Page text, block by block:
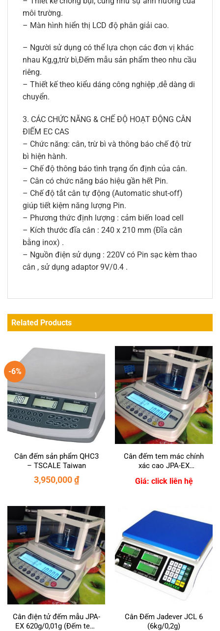
môi trường.
– Màn hình hiển thị LCD độ phân giải cao.
– Người sử dụng có thể lựa chọn các đơn vị khác
nhau Kg,g,trừ bì,Đếm mẫu sản phẩm theo nhu cầu
riêng.
– Thiết kế theo kiểu dáng công nghiệp ,dễ dàng di
chuyển.
3. CÁC CHỨC NĂNG & CHẾ ĐỘ HOẠT ĐỘNG CÂN
ĐIẾM EC CAS
– Chức năng: cân, trừ bì và thông báo chế độ trừ
bì hiện hành.
– Chế độ thông báo tình trạng ổn định của cân.
– Cân có chức năng báo hiệu gần hết Pin.
– Chế độ tắt cân tự động (Automatic shut-off)
giúp tiết kiệm năng lượng Pin.
– Phương thức định lượng : cảm biến load cell
– Kích thước đĩa cân : 240 x 210 mm (Đĩa cân
bằng inox) .
– Nguồn điện sử dụng : 220V có Pin sạc kèm thao
cân , sử dụng adaptor 9V/0.4 .
Related Products
-6%
Cân đếm sản phẩm QHC3
– TSCALE Taiwan
3,950,000₫
Cân đếm tem mác chính
xác cao JPA-EX
Giá: click liên hệ
Cân điện tử đếm mẫu JPA-
EX 620g/0,01g (Đếm tem,
Cân Đếm Jadever JCL 6
(6kg/0,2g)